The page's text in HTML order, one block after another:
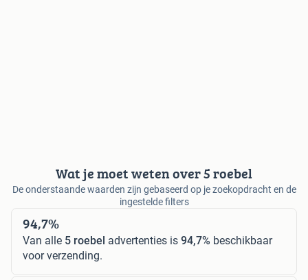
Wat je moet weten over 5 roebel
De onderstaande waarden zijn gebaseerd op je zoekopdracht en de
ingestelde filters
94,7%
Van alle 5 roebel advertenties is 94,7% beschikbaar
voor verzending.